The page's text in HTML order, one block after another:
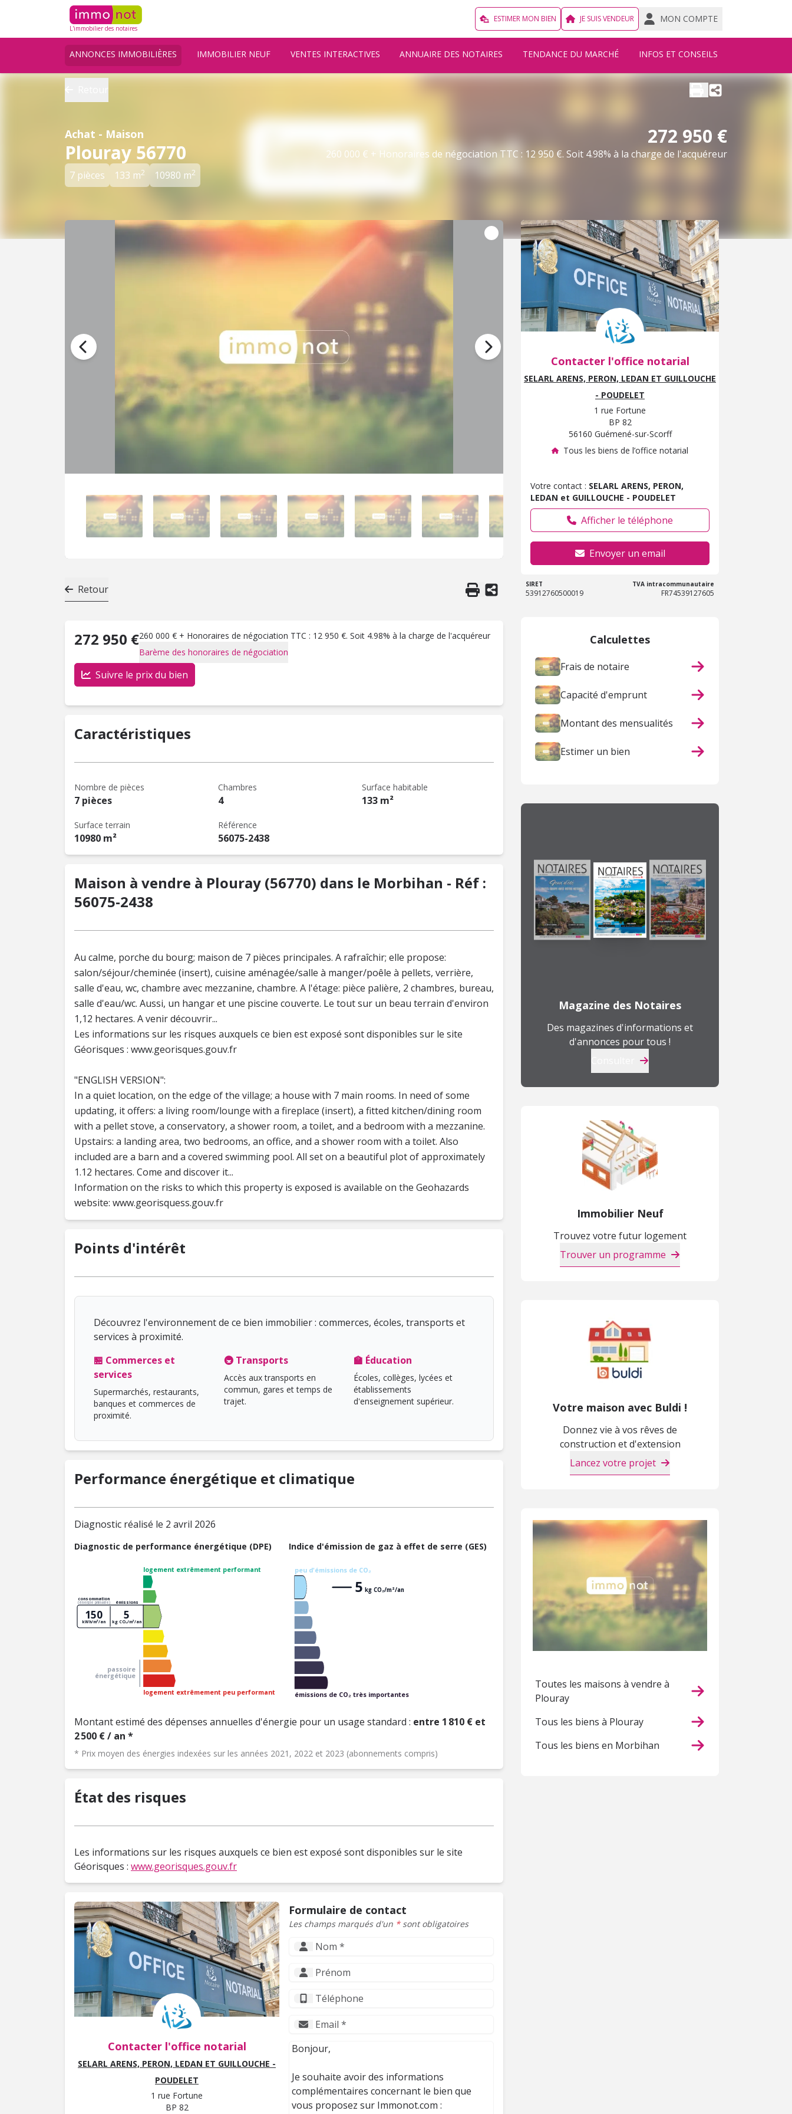
L'immobilier des notaires
ESTIMER MON BIEN JE SUIS VENDEUR MON COMPTE
ANNONCES IMMOBILIÈRES IMMOBILIER NEUF VENTES INTERACTIVES ANNUAIRE DES NOTAIRES TENDANCE DU MARCHÉ INFOS ET CONSEILS
Achat - Maison
Plouray 56770
7 pièces 133 m2 10980 m2
272 950 €
260 000 € + Honoraires de négociation TTC : 12 950 €. Soit 4.98% à la charge de l'acquéreur
Retour
272 950 €260 000 € + Honoraires de négociation TTC : 12 950 €. Soit 4.98% à la charge de l'acquéreur
Barème des honoraires de négociation
Suivre le prix du bien
Caractéristiques
Nombre de pièces
7 pièces
Chambres
4
Surface habitable
133 m²
Surface terrain
10980 m²
Référence
56075-2438
Maison à vendre à Plouray (56770) dans le Morbihan - Réf :
56075-2438
Au calme, porche du bourg; maison de 7 pièces principales. A rafraîchir; elle propose:
salon/séjour/cheminée (insert), cuisine aménagée/salle à manger/poêle à pellets, verrière,
salle d'eau, wc, chambre avec mezzanine, chambre. A l'étage: pièce palière, 2 chambres, bureau,
salle d'eau/wc. Aussi, un hangar et une piscine couverte. Le tout sur un beau terrain d'environ
1,12 hectares. A venir découvrir...
Les informations sur les risques auxquels ce bien est exposé sont disponibles sur le site
Géorisques : www.georisques.gouv.fr
"ENGLISH VERSION":
In a quiet location, on the edge of the village; a house with 7 main rooms. In need of some
updating, it offers: a living room/lounge with a fireplace (insert), a fitted kitchen/dining room
with a pellet stove, a conservatory, a shower room, a toilet, and a bedroom with a mezzanine.
Upstairs: a landing area, two bedrooms, an office, and a shower room with a toilet. Also
included are a barn and a covered swimming pool. All set on a beautiful plot of approximately
1.12 hectares. Come and discover it...
Information on the risks to which this property is exposed is available on the Geohazards
website: www.georisquess.gouv.fr
Points d'intérêt
Découvrez l'environnement de ce bien immobilier : commerces, écoles, transports et
services à proximité.
🏪 Commerces et
services
Supermarchés, restaurants,
banques et commerces de
proximité.
🚇 Transports
Accès aux transports en
commun, gares et temps de
trajet.
🏫 Éducation
Écoles, collèges, lycées et
établissements
d'enseignement supérieur.
Performance énergétique et climatique
Diagnostic réalisé le 2 avril 2026
Diagnostic de performance énergétique (DPE)
logement extrêmement performant
logement extrêmement peu performant
passoire
énergétique
consommation
(énergie primaire) émissions
150
kWh/m²/an
5
kg CO₂/m²/an
Indice d'émission de gaz à effet de serre (GES)
peu d'émissions de CO₂
émissions de CO₂ très importantes
5 kg CO₂/m²/an
Montant estimé des dépenses annuelles d'énergie pour un usage standard : entre 1 810 € et
2 500 € / an *
* Prix moyen des énergies indexées sur les années 2021, 2022 et 2023 (abonnements compris)
État des risques
Les informations sur les risques auxquels ce bien est exposé sont disponibles sur le site
Géorisques : www.georisques.gouv.fr
Contacter l'office notarial
SELARL ARENS, PERON, LEDAN ET GUILLOUCHE -
POUDELET
1 rue Fortune
BP 82
Formulaire de contact
Les champs marqués d'un *sont obligatoires
Contacter l'office notarial
SELARL ARENS, PERON, LEDAN ET GUILLOUCHE
- POUDELET
1 rue Fortune
BP 82
56160 Guémené-sur-Scorff
Tous les biens de l’office notarial
Votre contact : SELARL ARENS, PERON,
LEDAN et GUILLOUCHE - POUDELET
Afficher le téléphone
Envoyer un email
SIRET
53912760500019
TVA intracommunautaire
FR74539127605
Calculettes
Frais de notaire
Capacité d'emprunt
Montant des mensualités
Estimer un bien
Magazine des Notaires
Des magazines d'informations et
d'annonces pour tous !
Immobilier Neuf
Trouvez votre futur logement
Trouver un programme
Votre maison avec Buldi !
Donnez vie à vos rêves de
construction et d'extension
Lancez votre projet
Toutes les maisons à vendre à
Plouray
Tous les biens à Plouray
Tous les biens en Morbihan